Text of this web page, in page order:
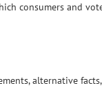
consumers and
alternative